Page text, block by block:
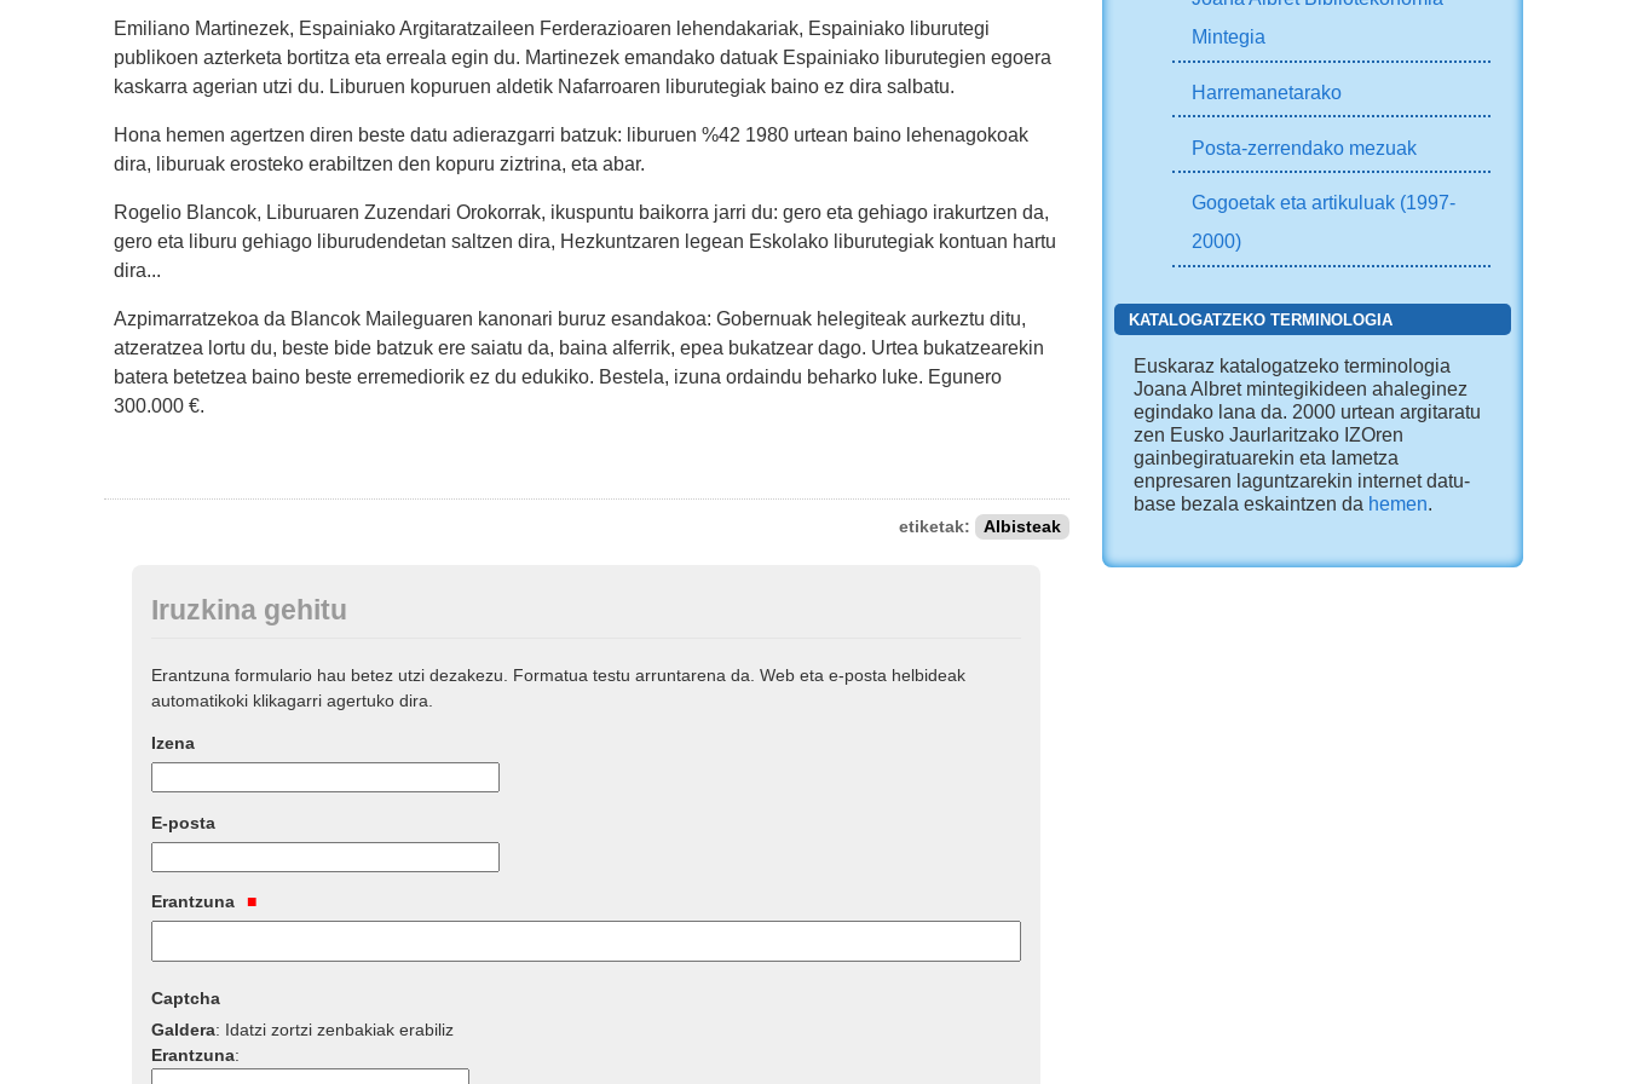
Emiliano Martinezek, Espainiako Argitaratzaileen Ferderazioaren lehendakariak, Espainiako liburutegi
publikoen azterketa bortitza eta erreala egin du. Martinezek emandako datuak Espainiako liburutegien egoera
kaskarra agerian utzi du. Liburuen kopuruen aldetik Nafarroaren liburutegiak baino ez dira salbatu.
Hona hemen agertzen diren beste datu adierazgarri batzuk: liburuen %42 1980 urtean baino lehenagokoak
dira, liburuak erosteko erabiltzen den kopuru ziztrina, eta abar.
Rogelio Blancok, Liburuaren Zuzendari Orokorrak, ikuspuntu baikorra jarri du: gero eta gehiago irakurtzen da,
gero eta liburu gehiago liburudendetan saltzen dira, Hezkuntzaren legean Eskolako liburutegiak kontuan hartu
dira...
Azpimarratzekoa da Blancok Maileguaren kanonari buruz esandakoa: Gobernuak helegiteak aurkeztu ditu,
atzeratzea lortu du, beste bide batzuk ere saiatu da, baina alferrik, epea bukatzear dago. Urtea bukatzearekin
batera betetzea baino beste erremediorik ez du edukiko. Bestela, izuna ordaindu beharko luke. Egunero
300.000 €.
etiketak: Albisteak
Iruzkina gehitu
Erantzuna formulario hau betez utzi dezakezu. Formatua testu arruntarena da. Web eta e-posta helbideak
automatikoki klikagarri agertuko dira.
Izena
E-posta
Erantzuna
Captcha
Galdera: Idatzi zortzi zenbakiak erabiliz
Erantzuna:
Mintegia
Harremanetarako
Posta-zerrendako mezuak
Gogoetak eta artikuluak (1997-
2000)
KATALOGATZEKO TERMINOLOGIA
Euskaraz katalogatzeko terminologia
Joana Albret mintegikideen ahaleginez
egindako lana da. 2000 urtean argitaratu
zen Eusko Jaurlaritzako IZOren
gainbegiratuarekin eta Iametza
enpresaren laguntzarekin internet datu-
base bezala eskaintzen da hemen.